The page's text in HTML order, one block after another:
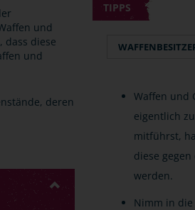
und
dass diese
und
deren
TIPPS
Waffen und
eigentlich
mitführst,
diese
werden.
Nimm in die